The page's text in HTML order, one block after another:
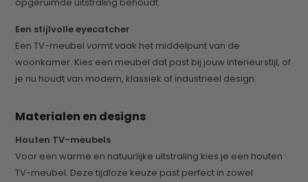
Een stijlvolle eyecatcher
Een TV-meubel vormt vaak het middelpunt van de
woonkamer. Kies een meubel dat past bij jouw interieurstijl, of
je nu houdt van modern, klassiek of industrieel design.
Materialen en designs
Houten TV-meubels
Voor een warme en natuurlijke uitstraling kies je een houten
TV-meubel. Deze tijdloze keuze past perfect in zowel